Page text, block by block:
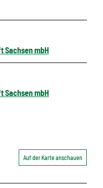
Sachsen mbH
Sachsen mbH
Auf der Karte anschauen